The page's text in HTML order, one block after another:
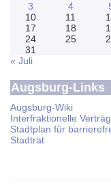
3
4
10
11
17
18
24
25
31
« Juli
Augsburg-Links
Augsburg-Wiki
Interfraktionelle
Stadtplan für
Stadtrat